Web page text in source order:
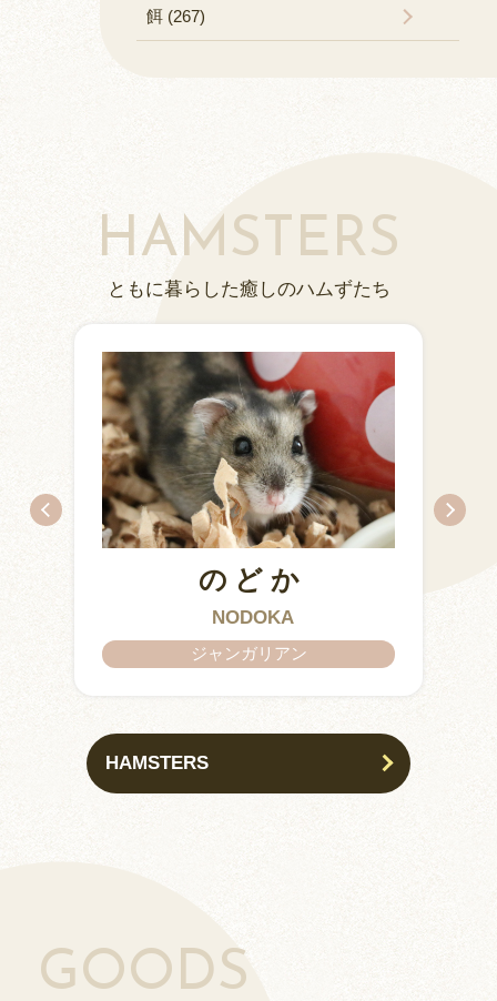
餌 (267)
HAMSTERS
ともに暮らした癒しのハムずたち
KURIMARU
のどか
NODOKA
ジャンガリアン
ちとせ
CHITOSE
ジャンガリアン
CHATARO
IZUMO & OKUNI
ARARE
KISUKE
HAMSTERS
GOODS